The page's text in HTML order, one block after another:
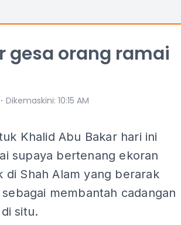
gesa orang ramai
⋅ Dikemaskini: 10:15 AM
Khalid Abu Bakar hari ini
supaya bertenang ekoran
Shah Alam yang berarak
membantah cadangan
situ.